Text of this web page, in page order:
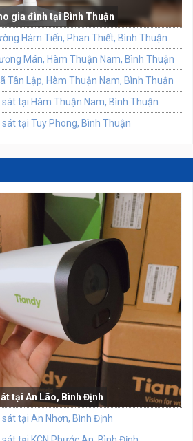
gia đình tại Bình Thuận
Hàm Tiến, Phan Thiết, Bình Thuận
Mán, Hàm Thuận Nam, Bình Thuận
Tân Lập, Hàm Thuận Nam, Bình Thuận
sát tại Hàm Thuận Nam, Bình Thuận
sát tại Tuy Phong, Bình Thuận
tại An Lão, Bình Định
tại An Nhơn, Bình Định